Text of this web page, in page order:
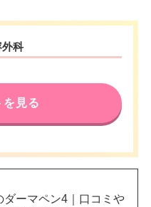
科
を見る
ダーマペン4｜口コミや